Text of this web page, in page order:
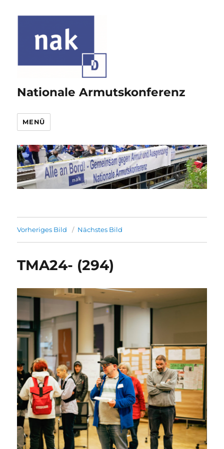
Nationale Armutskonferenz
MENÜ
Vorheriges Bild Nächstes Bild
TMA24- (294)